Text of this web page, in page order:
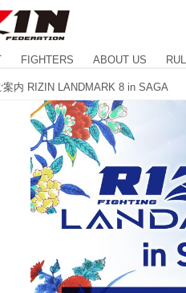
FIGHTERS ABOUT US
案内 RIZIN LANDMARK 8 in SAGA